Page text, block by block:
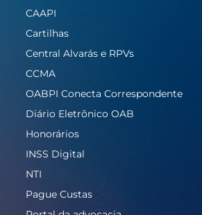
CAAPI
Cartilhas
Central Alvarás e RPVs
CCMA
OABPI Conecta Correspondente
Diário Eletrônico OAB
Honorários
INSS Digital
NTI
Pague Custas